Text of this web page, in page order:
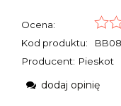
Ocena:
Kod produktu:
BB08
Producent: Pieskot
dodaj opinię